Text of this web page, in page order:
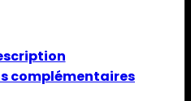
complémentaires